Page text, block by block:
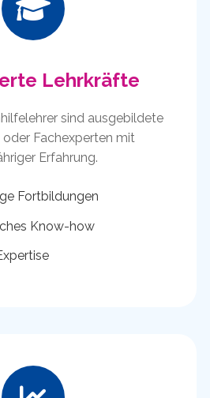
Lehrkräfte
sind ausgebildete
oder Fachexperten mit
Erfahrung.
Fortbildungen
Know-how